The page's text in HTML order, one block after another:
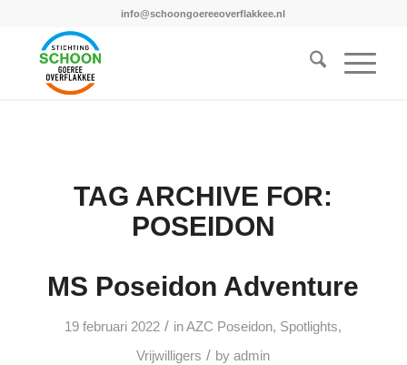
info@schoongoereeoverflakkee.nl
TAG ARCHIVE FOR:
POSEIDON
MS Poseidon Adventure
19 februari 2022 / inAZC Poseidon, Spotlights,
Vrijwilligers / byadmin